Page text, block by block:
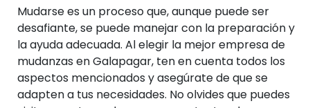
Mudarse es un proceso que, aunque puede ser
desafiante, se puede manejar con la preparación y
la ayuda adecuada. Al elegir la mejor empresa de
mudanzas en Galapagar, ten en cuenta todos los
aspectos mencionados y asegúrate de que se
adapten a tus necesidades. No olvides que puedes